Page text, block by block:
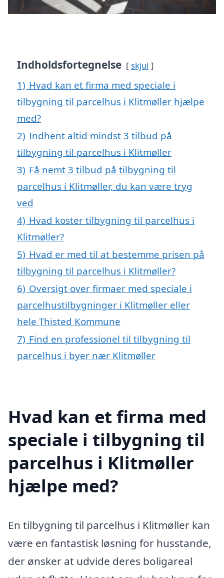
Indholdsfortegnelse skjul
1) Hvad kan et firma med speciale i
tilbygning til parcelhus i Klitmøller hjælpe
med?
2) Indhent altid mindst 3 tilbud på
tilbygning til parcelhus i Klitmøller
3) Få nemt 3 tilbud på tilbygning til
parcelhus i Klitmøller, du kan være tryg
ved
4) Hvad koster tilbygning til parcelhus i
Klitmøller?
5) Hvad er med til at bestemme prisen på
tilbygning til parcelhus i Klitmøller?
6) Oversigt over firmaer med speciale i
parcelhustilbygninger i Klitmøller eller
hele Thisted Kommune
7) Find en professionel til tilbygning til
parcelhus i byer nær Klitmøller
Hvad kan et firma med
speciale i tilbygning til
parcelhus i Klitmøller
hjælpe med?
En tilbygning til parcelhus i Klitmøller kan
være en fantastisk løsning for husstande,
der ønsker at udvide deres boligareal